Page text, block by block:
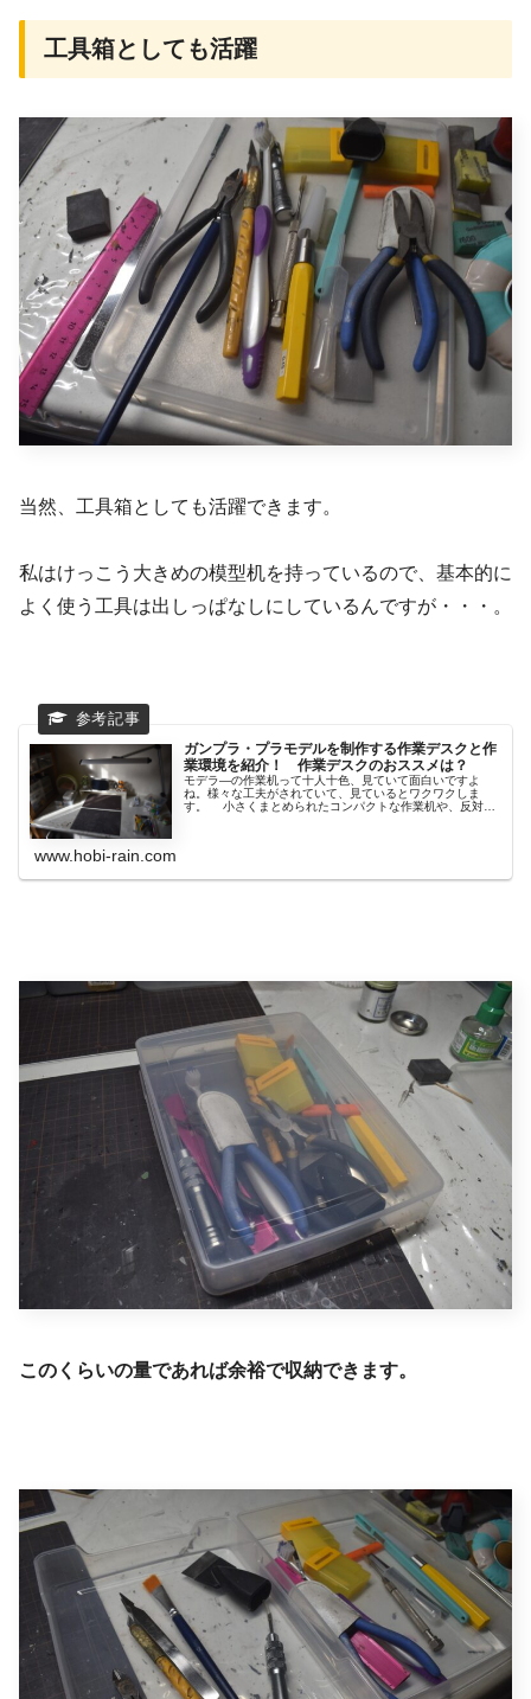
工具箱としても活躍
当然、工具箱としても活躍できます。
私はけっこう大きめの模型机を持っているので、基本的に
よく使う工具は出しっぱなしにしているんですが・・・。
ガンプラ・プラモデルを制作する作業デスクと作
業環境を紹介！ 作業デスクのおススメは？
モデラ―の作業机って十人十色、見ていて面白いですよ
ね。様々な工夫がされていて、見ているとワクワクしま
す。 小さくまとめられたコンパクトな作業机や、反対に
www.hobi-rain.com
このくらいの量であれば余裕で収納できます。